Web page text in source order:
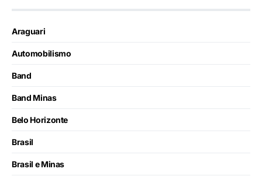
Araguari
Automobilismo
Band
Band Minas
Belo Horizonte
Brasil
Brasil e Minas